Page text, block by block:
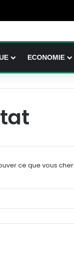
ECONOMIE
ce que vous